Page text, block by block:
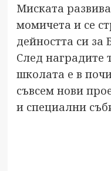
Миската
момичета и се
дейността си за
След наградите
школата е в
съвсем нови
и специални